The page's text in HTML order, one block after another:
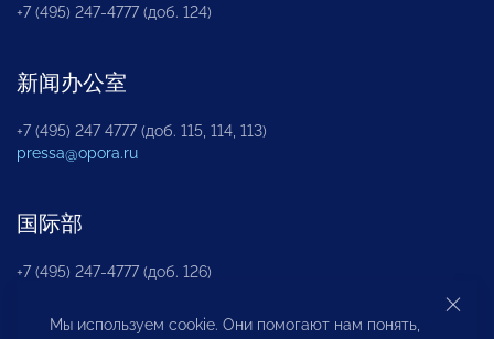
+7 (495) 247-4777 (доб. 124)
新闻办公室
+7 (495) 247 4777 (доб. 115, 114, 113)
pressa@opora.ru
国际部
+7 (495) 247-4777 (доб. 126)
Мы используем cookie. Они помогают нам понять,